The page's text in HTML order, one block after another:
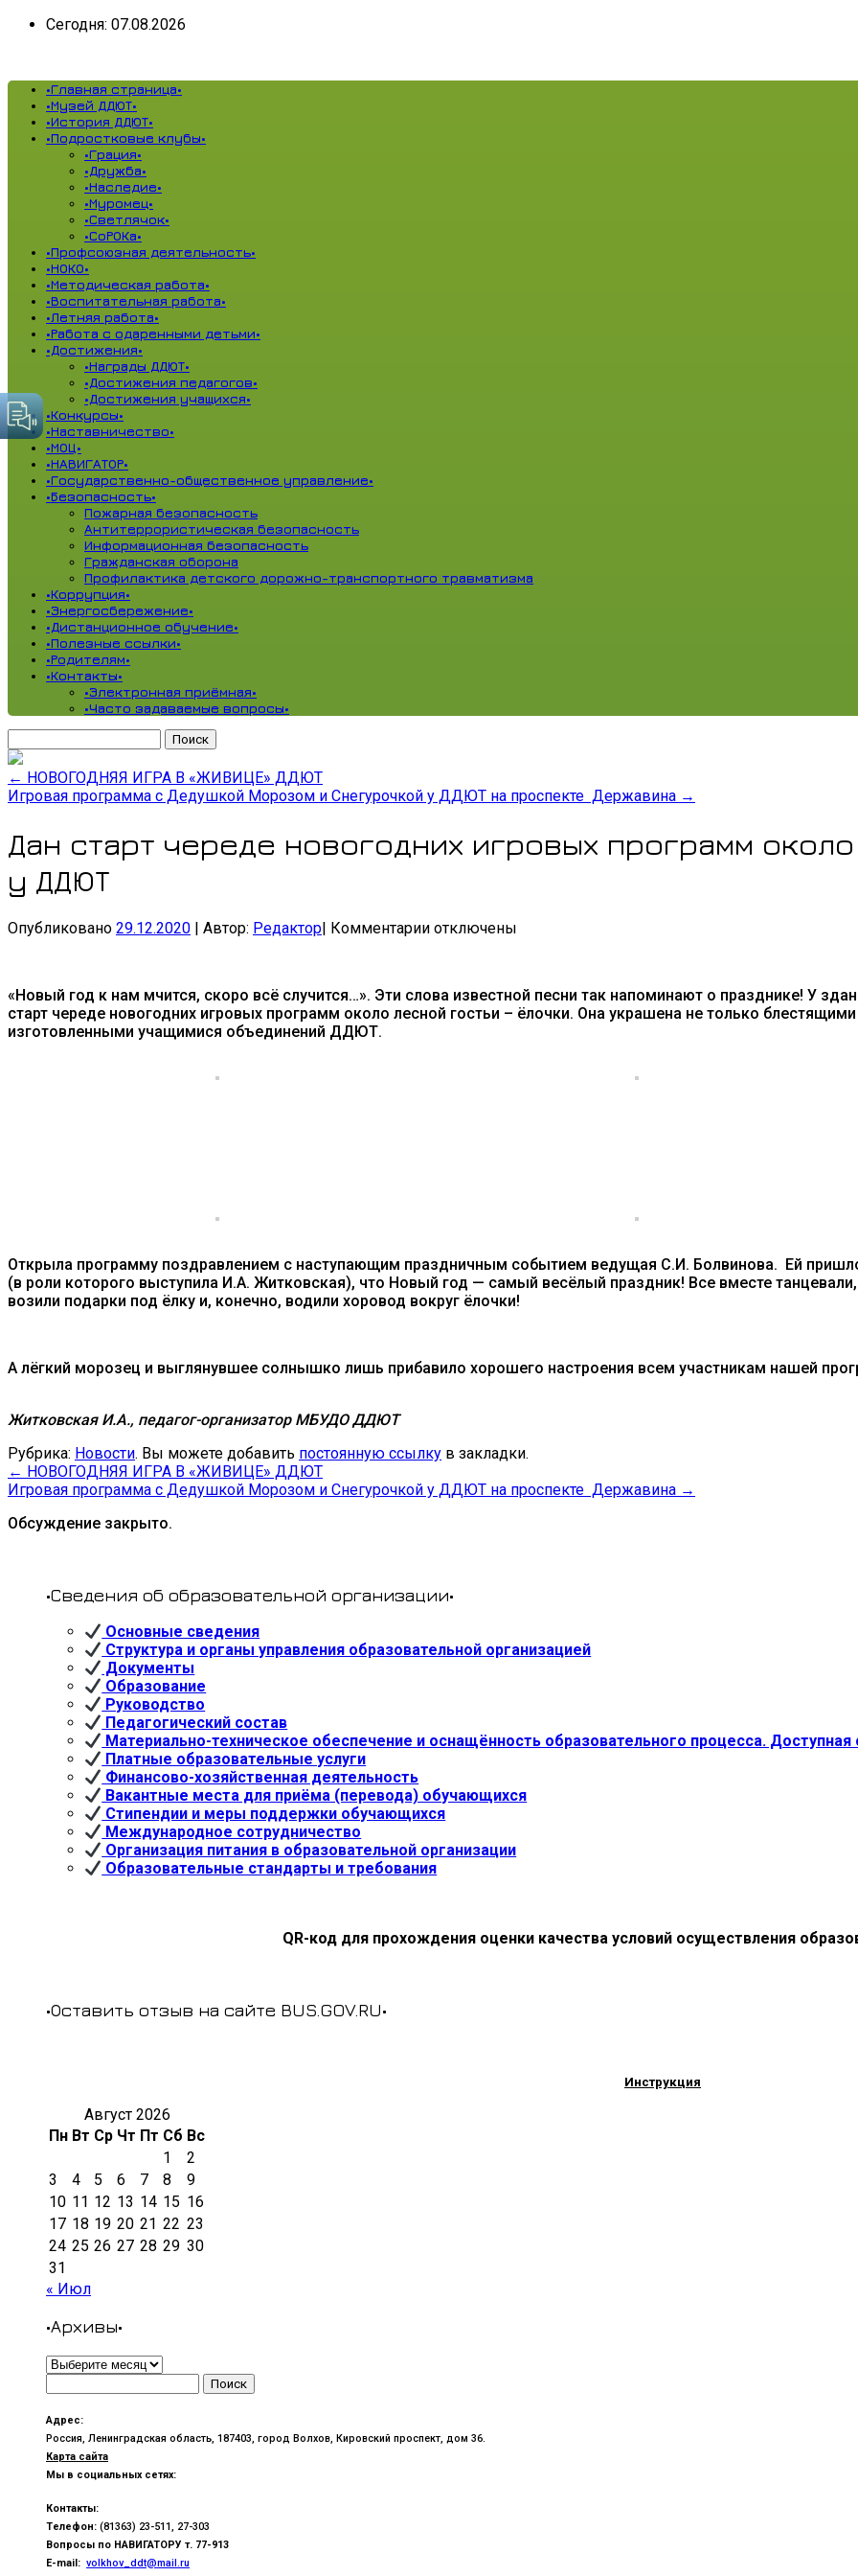
Сегодня: 07.08.2026
•Главная страница•
•Музей ДДЮТ•
•История ДДЮТ•
•Подростковые клубы•
•Грация•
•Дружба•
•Наследие•
•Муромец•
•Светлячок•
•СоРОКа•
•Профсоюзная деятельность•
•НОКО•
•Методическая работа•
•Воспитательная работа•
•Летняя работа•
•Работа с одаренными детьми•
•Достижения•
•Награды ДДЮТ•
•Достижения педагогов•
•Достижения учащихся•
•Конкурсы•
•Наставничество•
•МОЦ•
•НАВИГАТОР•
•Государственно-общественное управление•
•Безопасность•
Пожарная безопасность
Антитеррористическая безопасность
Информационная безопасность
Гражданская оборона
Профилактика детского дорожно-транспортного травматизма
•Коррупция•
•Энергосбережение•
•Дистанционное обучение•
•Полезные ссылки•
•Родителям•
•Контакты•
•Электронная приёмная•
•Часто задаваемые вопросы•
← НОВОГОДНЯЯ ИГРА В «ЖИВИЦЕ» ДДЮТ
Игровая программа с Дедушкой Морозом и Снегурочкой у ДДЮТ на проспекте Державина →
Дан старт череде новогодних игровых программ
у ДДЮТ
Опубликовано 29.12.2020 | Автор: Редактор| Комментариик
череде
новогодних
отключены
«Новый год к нам мчится, скоро всё случится…». Эти слова известной песни так напоминают о празднике! У
старт череде новогодних игровых программ около лесной гостьи – ёлочки. Она украшена не только
изготовленными учащимися объединений ДДЮТ.
Открыла программу поздравлением с наступающим праздничным событием ведущая С.И. Болвинова. Ей
(в роли которого выступила И.А. Житковская), что Новый год — самый весёлый праздник! Все вместе
возили подарки под ёлку и, конечно, водили хоровод вокруг ёлочки!
А лёгкий морозец и выглянувшее солнышко лишь прибавило хорошего настроения всем участникам нашей
Житковская И.А., педагог-организатор МБУДО ДДЮТ
Рубрика: Новости. Вы можете добавить постоянную ссылку в закладки.
← НОВОГОДНЯЯ ИГРА В «ЖИВИЦЕ» ДДЮТ
Игровая программа с Дедушкой Морозом и Снегурочкой у ДДЮТ на проспекте Державина →
Обсуждение закрыто.
•Сведения об образовательной организации•
Основные сведения
Структура и органы управления образовательной организацией
Документы
Образование
Руководство
Педагогический состав
Материально-техническое обеспечение и оснащённость образовательного процесса. Доступная
Платные образовательные услуги
Финансово-хозяйственная деятельность
Вакантные места для приёма (перевода) обучающихся
Стипендии и меры поддержки обучающихся
Международное сотрудничество
Организация питания в образовательной организации
Образовательные стандарты и требования
QR-код для прохождения оценки качества условий осуществления
•Оставить отзыв на сайте BUS.GOV.RU•
Инструкция
Август 2026
Пн Вт Ср Чт Пт Сб Вс
1
2
3
4 5 6 7 8
9
10 11 12 13 14 15 16
17 18 19 20 21 22 23
24 25 26 27 28 29 30
31
« Июл
•Архивы•
•Архивы•
Адрес:
Россия, Ленинградская область, 187403, город Волхов, Кировский проспект, дом 36.
Карта сайта
Мы в социальных сетях:
Контакты:
Телефон: (81363) 23-511, 27-303
Вопросы по НАВИГАТОРУ т. 77-913
E-mail: volkhov_ddt@mail.ru